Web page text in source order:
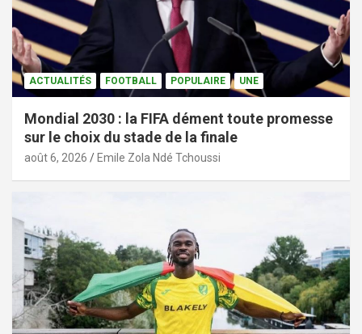
ACTUALITÉS FOOTBALL POPULAIRE UNE
Mondial 2030 : la FIFA dément toute promesse
sur le choix du stade de la finale
août 6, 2026 Emile Zola Ndé Tchoussi